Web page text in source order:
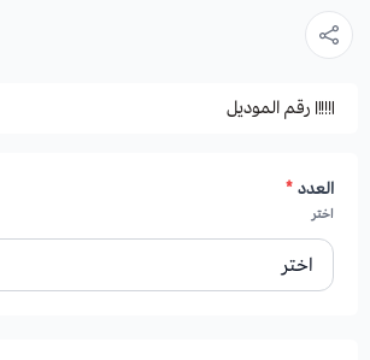
والكثير من الفوائد والمنافع.
زراعة والظروف البيئية:
موعد القطف: بعد 100 يوم عند اشتداد الحر في نهاية شهر يناير.
التربة: يفضل تربة خصبة جيدة التصريف.
رقم الموديل
العدد*
اختر